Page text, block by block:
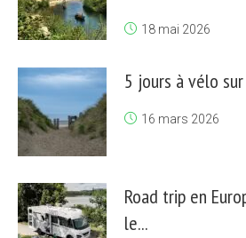
18 mai 2026
5 jours à vélo sur
16 mars 2026
Road trip en
le...